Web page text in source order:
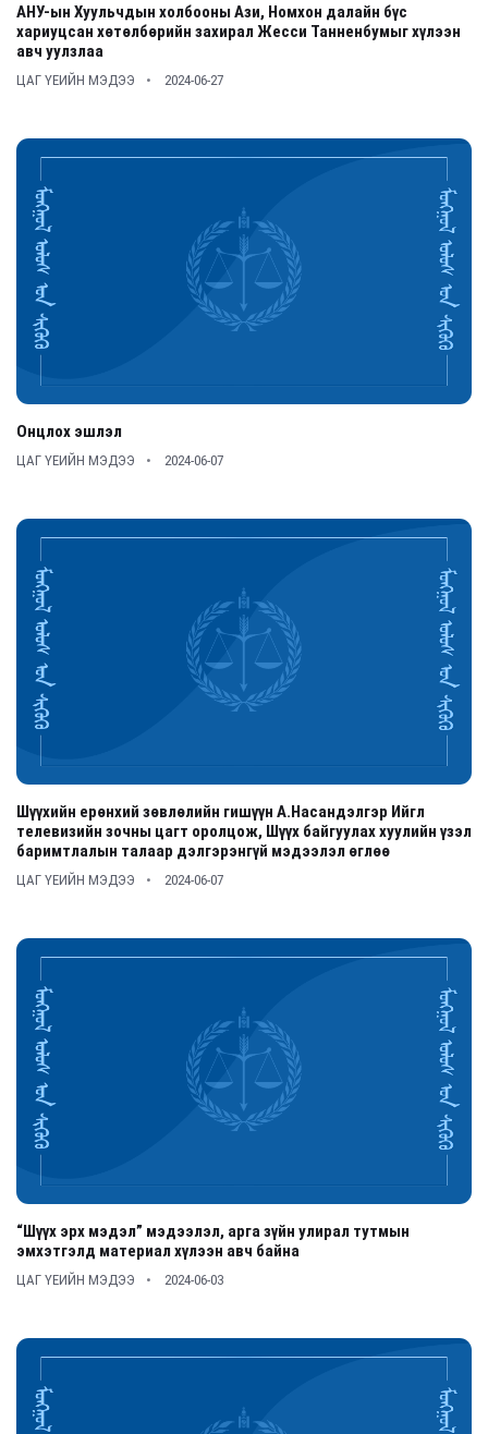
АНУ-ын Хуульчдын холбооны Ази, Номхон далайн бүс
хариуцсан хөтөлбөрийн захирал Жесси Танненбумыг хүлээн
авч уулзлаа
ЦАГ ҮЕИЙН МЭДЭЭ 2024-06-27
Онцлох эшлэл
ЦАГ ҮЕИЙН МЭДЭЭ 2024-06-07
Шүүхийн ерөнхий зөвлөлийн гишүүн А.Насандэлгэр Ийгл
телевизийн зочны цагт оролцож, Шүүх байгуулах хуулийн үзэл
баримтлалын талаар дэлгэрэнгүй мэдээлэл өглөө
ЦАГ ҮЕИЙН МЭДЭЭ 2024-06-07
“Шүүх эрх мэдэл” мэдээлэл, арга зүйн улирал тутмын
эмхэтгэлд материал хүлээн авч байна
ЦАГ ҮЕИЙН МЭДЭЭ 2024-06-03